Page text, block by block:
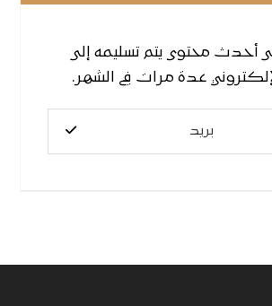
أحدث محتوى يتم تسليمه إلى
عدة مرات في الشهر.